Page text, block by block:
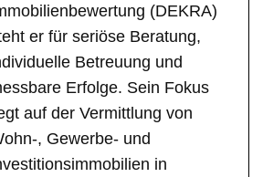
(DEKRA)
er für seriöse Beratung,
Betreuung und
Erfolge. Sein Fokus
auf der Vermittlung von
, Gewerbe- und
in